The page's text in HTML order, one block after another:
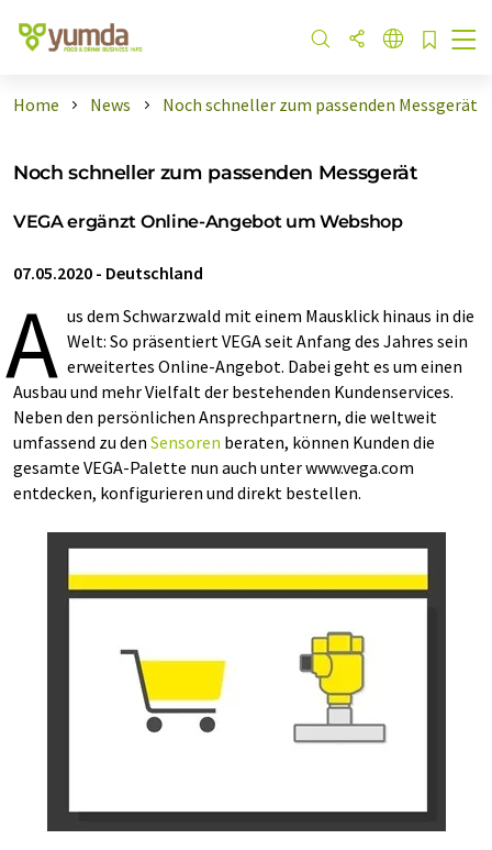
Home News Noch schneller zum passenden Messgerät
Noch schneller zum passenden Messgerät
VEGA ergänzt Online-Angebot um Webshop
07.05.2020 - Deutschland
A us dem Schwarzwald mit einem Mausklick hinaus in die
Welt: So präsentiert VEGA seit Anfang des Jahres sein
erweitertes Online-Angebot. Dabei geht es um einen
Ausbau und mehr Vielfalt der bestehenden Kundenservices.
Neben den persönlichen Ansprechpartnern, die weltweit
umfassend zu den Sensoren beraten, können Kunden die
gesamte VEGA-Palette nun auch unter www.vega.com
entdecken, konfigurieren und direkt bestellen.